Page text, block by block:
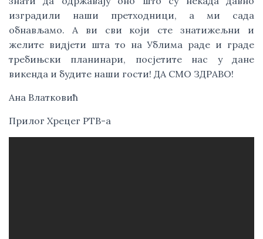
изградили наши претходници, а ми сада
обнављамо. А ви сви који сте знатижељни и
желите видјети шта то на Ублима раде и граде
требињски планинари, посјетите нас у дане
викенда и будите наши гости! ДА СМО ЗДРАВО!
Ана Влатковић
Прилог Хрецег РТВ-а